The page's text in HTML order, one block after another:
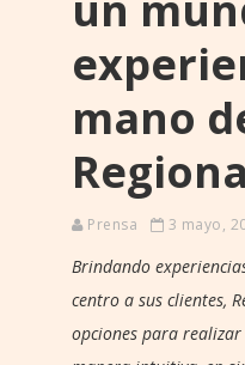
mano
Prensa 3 mayo,
Brindando
centro a sus clientes,
opciones para